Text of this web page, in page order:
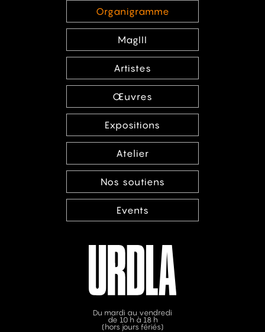
Organigramme
MagIII
Artistes
Œuvres
Expositions
Atelier
Nos soutiens
Events
Du mardi au vendredi
de 10 h à 18 h
(hors jours fériés)